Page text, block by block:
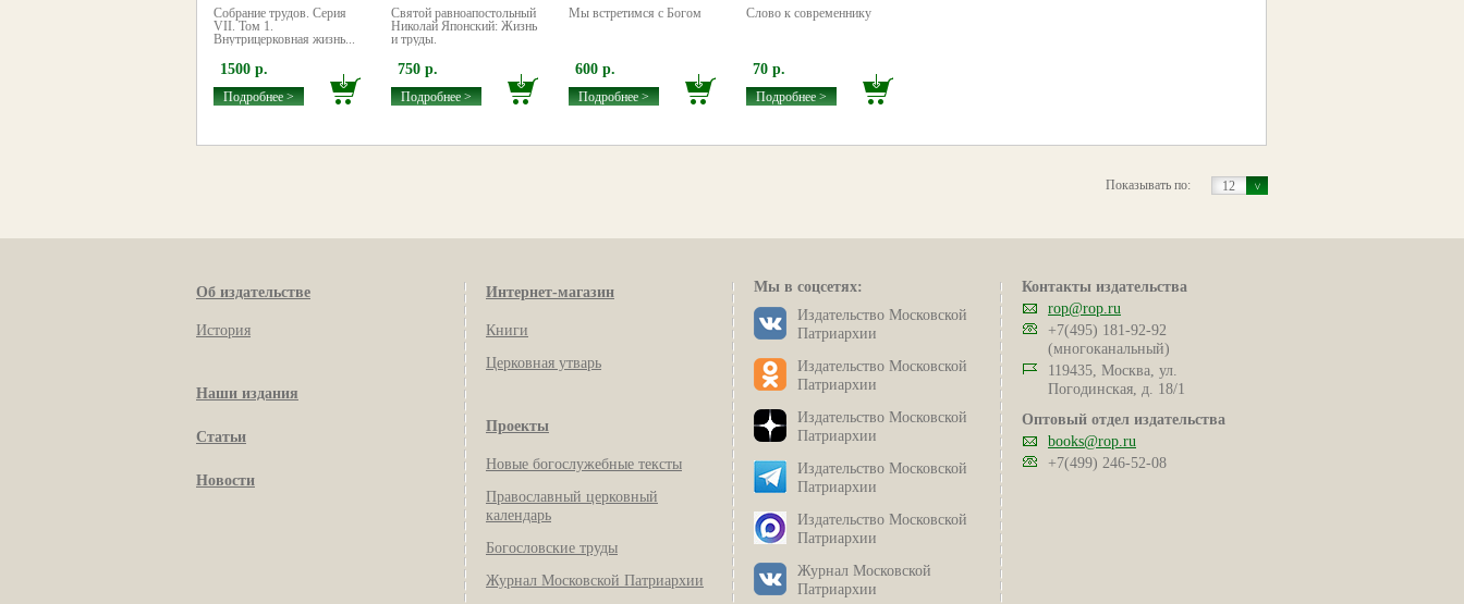
Собрание трудов. Серия
VII. Том 1.
Внутрицерковная жизнь...
1500 р.
Подробнее >
Святой равноапостольный
Николай Японский: Жизнь
и труды.
750 р.
Подробнее >
Мы встретимся с Богом
600 р.
Подробнее >
Слово к современнику
70 р.
Подробнее >
12
Показывать по:
Об издательстве
История
Наши издания
Статьи
Новости
Интернет-магазин
Книги
Церковная утварь
Проекты
Новые богослужебные тексты
Православный церковный
календарь
Богословские труды
Журнал Московской Патриархии
Мы в соцсетях:
Издательство Московской
Патриархии
Издательство Московской
Патриархии
Издательство Московской
Патриархии
Издательство Московской
Патриархии
Издательство Московской
Патриархии
Журнал Московской
Патриархии
Контакты издательства
rop@rop.ru
+7(495) 181-92-92
(многоканальный)
119435, Москва, ул.
Погодинская, д. 18/1
Оптовый отдел издательства
books@rop.ru
+7(499) 246-52-08